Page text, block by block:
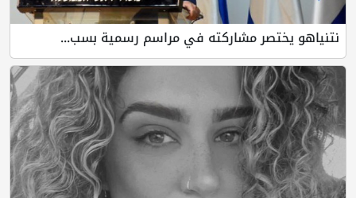
نتنياهو يختصر مشاركته في مراسم رسمية بسب...